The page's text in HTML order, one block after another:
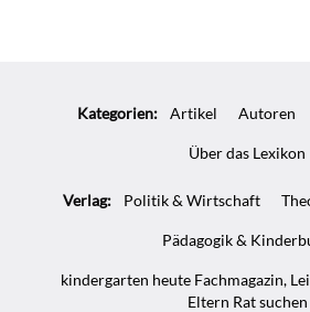
Kategorien: Artikel Autoren
Über das Lexikon
Verlag: Politik & Wirtschaft
Pädagogik &
kindergarten heute Fachmagazin,
Eltern Rat suchen